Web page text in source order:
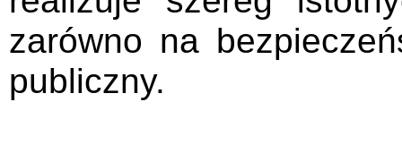
zarówno na
publiczny.